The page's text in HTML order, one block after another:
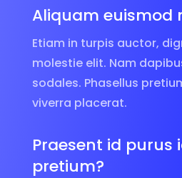
Aliquam euismod
Etiam in turpis auctor,
molestie elit. Nam
sodales. Phasellus
viverra placerat.
Praesent id purus
pretium?